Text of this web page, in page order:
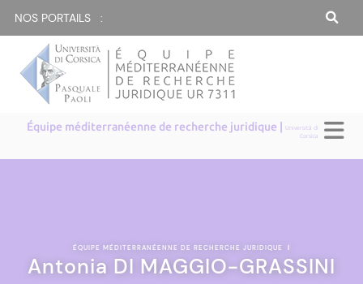
NOS PORTAILS :
Équipe méditerranéenne de recherche juridique |Università di
Corsica
ÉQUIPE MÉDITERRANÉENNE DE RECHERCHE JURIDIQUE |
Antonia DI MAGGIO-GRASSINI